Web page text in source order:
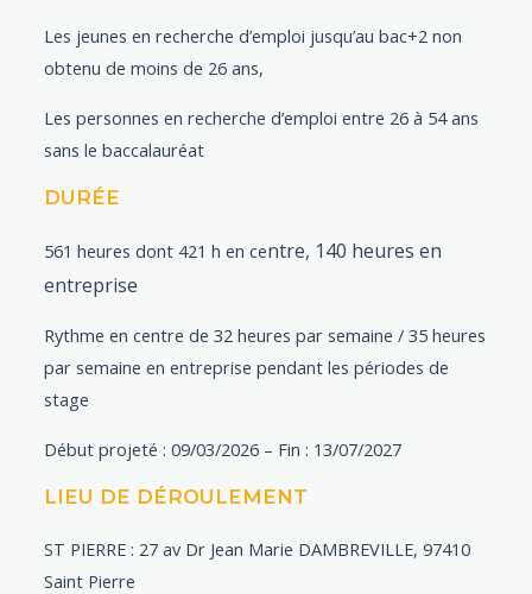
Les jeunes en recherche d’emploi jusqu’au bac+2 non
obtenu de moins de 26 ans,
Les personnes en recherche d’emploi entre 26 à 54 ans
sans le baccalauréat
DURÉE
561 heures dont 421 h en centre, 140 heures en
entreprise
Rythme en centre de 32 heures par semaine / 35 heures
par semaine en entreprise pendant les périodes de
stage
Début projeté : 09/03/2026 – Fin : 13/07/2027
LIEU DE DÉROULEMENT
ST PIERRE : 27 av Dr Jean Marie DAMBREVILLE, 97410
Saint Pierre